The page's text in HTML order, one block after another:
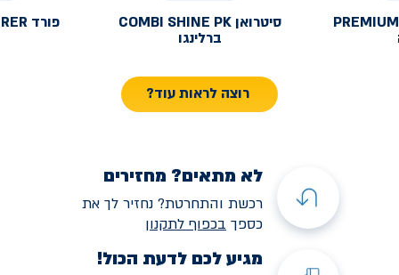
סיטרואן COMBI SHINE PK
ברלינגו
פורד
רוצה לראות עוד?
לא מתאים? מחזירים
רכשת והתחרטת? נחזיר לך את
כספך בכפוף לתקנון
מגיע לכם לדעת הכול!